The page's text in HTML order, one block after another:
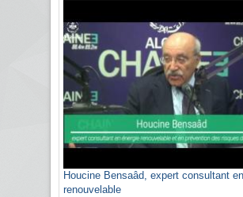
Houcine Bensaâd, expert consultant
renouvelable